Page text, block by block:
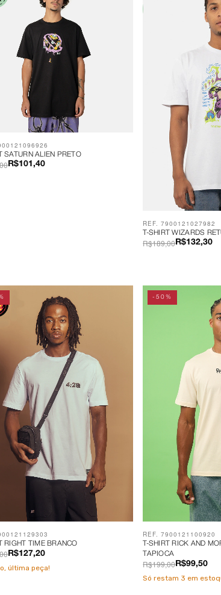
SATURN ALIEN PRETO
R$101,40
T-SHIRT WIZARDS
R$132,30
R$189,00
REF. 7900121027982
RIGHT TIME BRANCO
R$127,20
última peça!
T-SHIRT RICK AND
TAPIOCA
R$99,50
R$199,00
REF. 7900121100920
-50%
Só restam 3 em